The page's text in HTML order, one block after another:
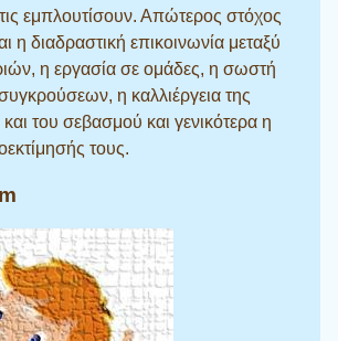
εμπλουτίσουν. Απώτερος στόχος
η διαδραστική επικοινωνία μεταξύ
η εργασία σε ομάδες, η σωστή
η καλλιέργεια της
του σεβασμού και γενικότερα η
τους.